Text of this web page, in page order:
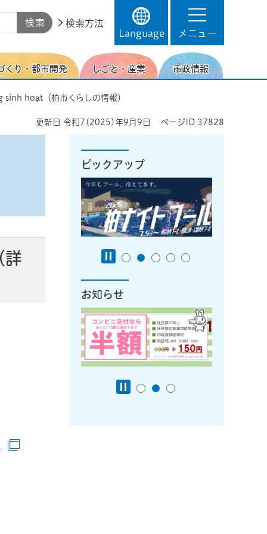
検索方法
Language
メニュー
くり・都市開発 しごと・産業 市政情報
hoạt（柏市くらしの情報）
更新日 令和7(2025)年9月9日 ページID 37828
ピックアップ
お知らせ